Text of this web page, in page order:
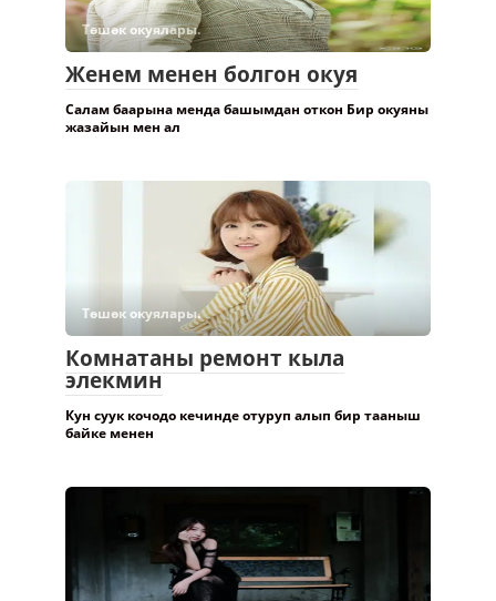
Төшөк окуялары.
Женем менен болгон окуя
Салам баарына менда башымдан откон Бир окуяны
жазайын мен ал
Төшөк окуялары.
Комнатаны ремонт кыла
элекмин
Кун суук кочодо кечинде отуруп алып бир тааныш
байке менен